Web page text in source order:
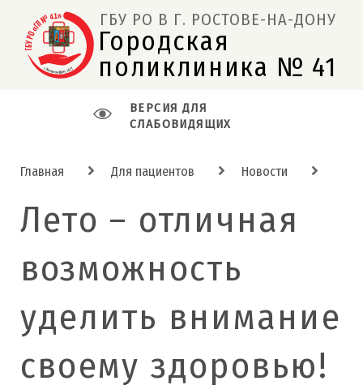
ГБУ РО В Г. РОСТОВЕ-НА-ДОНУ
Городская
поликлиника № 41
ВЕРСИЯ ДЛЯ
СЛАБОВИДЯЩИХ
Главная Для пациентов Новости
Лето – отличная
возможность
уделить внимание
своему здоровью!